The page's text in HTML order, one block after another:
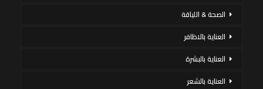
الصحة & اللياقة
العناية بالاظافر
العناية بالبشرة
العناية بالشعر